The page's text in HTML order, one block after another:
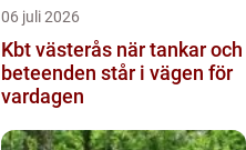
06 juli 2026
Kbt västerås när tankar och
beteenden står i vägen för
vardagen